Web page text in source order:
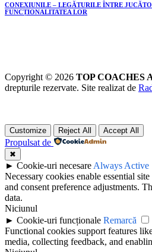
CONEXIUNILE – LEGĂTURILE ÎNTRE
FUNCȚIONALITATEA LOR
Copyright © 2026 TOP COACHES
drepturile rezervate. Site realizat de
Customize Reject All Accept All
Propulsat de
✖
► Cookie-uri necesare Always Active
Necessary cookies enable essential
and consent preference adjustments.
data.
Niciunul
► Cookie-uri funcționale Remarcă
Functional cookies support features
media, collecting feedback, and